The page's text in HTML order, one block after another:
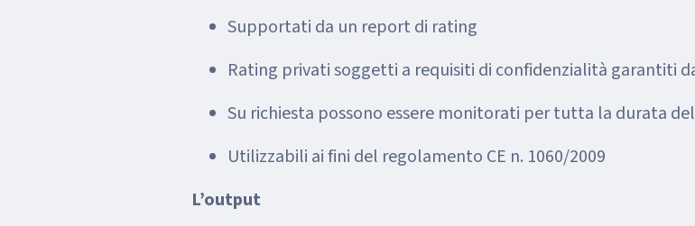
Supportati da un report di rating
Rating privati soggetti a requisiti di confidenzialità garantiti
Su richiesta possono essere monitorati per tutta la durata
Utilizzabili ai fini del regolamento CE n. 1060/2009
L’output